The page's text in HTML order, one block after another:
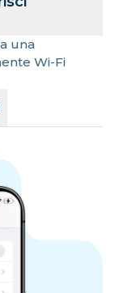
una
Wi-Fi